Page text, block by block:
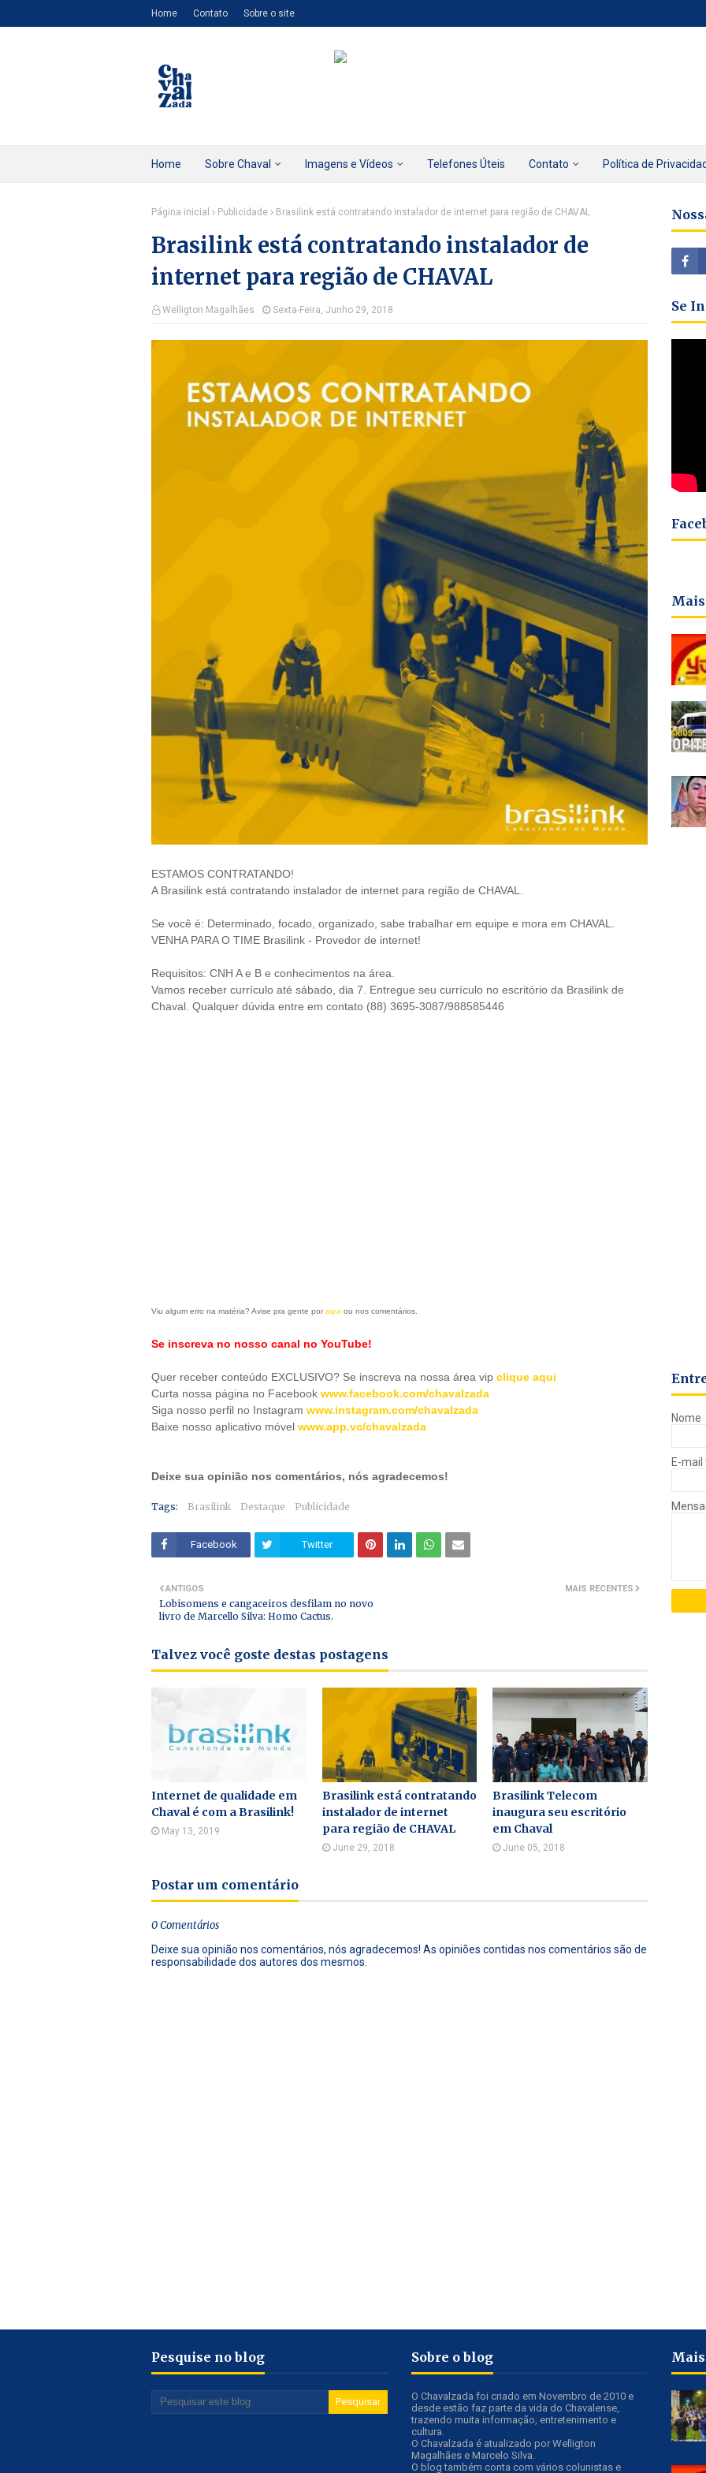
Home Contato Sobre o site
Home Sobre Chaval Imagens e Vídeos Telefones Úteis Contato Política de
Página inicial Publicidade Brasilink está contratando instalador de internet para região de CHAVAL
Brasilink está contratando instalador de
internet para região de CHAVAL
Welligton Magalhães Sexta-Feira, Junho 29, 2018
ESTAMOS CONTRATANDO!
A Brasilink está contratando instalador de internet para região de CHAVAL.
Se você é: Determinado, focado, organizado, sabe trabalhar em equipe e mora em CHAVAL.
VENHA PARA O TIME Brasilink - Provedor de internet!
Requisitos: CNH A e B e conhecimentos na área.
Vamos receber currículo até sábado, dia 7. Entregue seu currículo no escritório da Brasilink de
Chaval. Qualquer dúvida entre em contato (88) 3695-3087/988585446
Viu algum erro na matéria? Avise pra gente por aqui ou nos comentários.
Se inscreva no nosso canal no YouTube!
Quer receber conteúdo EXCLUSIVO? Se inscreva na nossa área vip clique aqui
Curta nossa página no Facebook www.facebook.com/chavalzada
Siga nosso perfil no Instagram www.instagram.com/chavalzada
Baixe nosso aplicativo móvel www.app.vc/chavalzada
Deixe sua opinião nos comentários, nós agradecemos!
Tags: Brasilink Destaque Publicidade
Facebook Twitter
MAIS RECENTES
ANTIGOS
Lobisomens e cangaceiros desfilam no novo
livro de Marcello Silva: Homo Cactus.
Talvez você goste destas postagens
Internet de qualidade em
Chaval é com a Brasilink!
May 13, 2019
Brasilink está contratando
instalador de internet
para região de CHAVAL
June 29, 2018
Brasilink Telecom
inaugura seu escritório
em Chaval
June 05, 2018
Postar um comentário
0 Comentários
Deixe sua opinião nos comentários, nós agradecemos! As opiniões contidas nos comentários são de
responsabilidade dos autores dos mesmos.
Se
Nome
E-mail
Pesquise no blog Sobre o blog
O Chavalzada foi criado em Novembro de 2010 e
desde estão faz parte da vida do Chavalense,
trazendo muita informação, entretenimento e
cultura.
O Chavalzada é atualizado por Welligton
Magalhães e Marcelo Silva.
O blog também conta com vários colunistas e